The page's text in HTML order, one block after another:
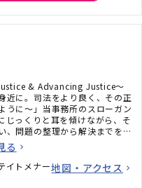
& Advancing Justice〜
近に。司法をより良く、その正
うに〜」当事務所のスローガン
じっくりと耳を傾けながら、そ
、問題の整理から解決までを二
トいたします。
る
イトメナー地図・アクセス